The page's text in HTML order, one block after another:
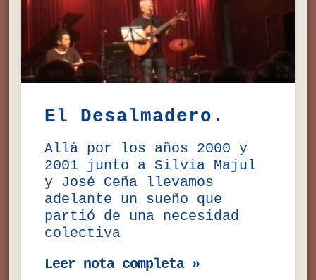
El Desalmadero.
Allá por los años 2000 y
2001 junto a Silvia Majul
y José Ceña llevamos
adelante un sueño que
partió de una necesidad
colectiva
Leer nota completa »